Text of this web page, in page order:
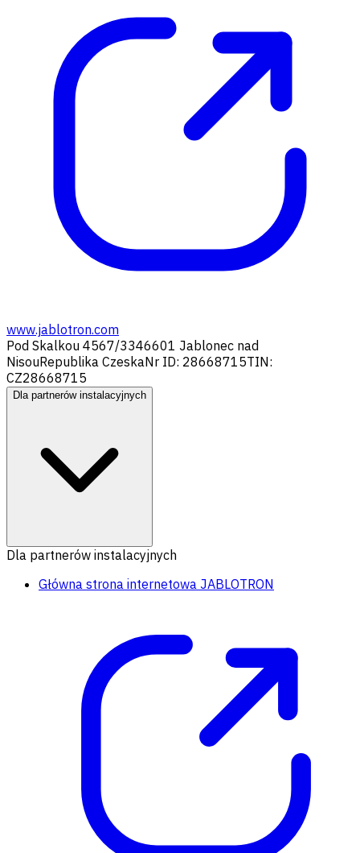
www.jablotron.com
Pod Skalkou 4567/3346601 Jablonec nad
NisouRepublika CzeskaNr ID: 28668715TIN:
CZ28668715
Dla partnerów instalacyjnych
Dla partnerów instalacyjnych
Główna strona internetowa JABLOTRON